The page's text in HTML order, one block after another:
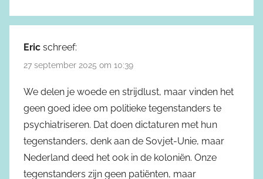
Eric schreef:
27 september 2025 om 10:39
We delen je woede en strijdlust, maar vinden het
geen goed idee om politieke tegenstanders te
psychiatriseren. Dat doen dictaturen met hun
tegenstanders, denk aan de Sovjet-Unie, maar
Nederland deed het ook in de koloniën. Onze
tegenstanders zijn geen patiënten, maar